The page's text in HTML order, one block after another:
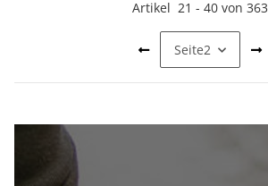
Artikel 21 - 40 von 363
Seite2